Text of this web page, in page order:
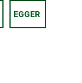
EGGER